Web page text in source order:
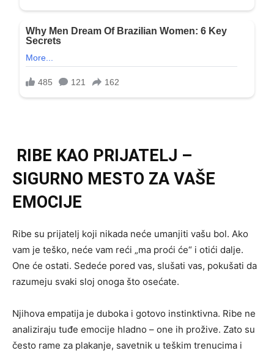
RIBE KAO PRIJATELJ –
SIGURNO MESTO ZA VAŠE
EMOCIJE
Ribe su prijatelj koji nikada neće umanjiti vašu bol. Ako
vam je teško, neće vam reći „ma proći će“ i otići dalje.
One će ostati. Sedeće pored vas, slušati vas, pokušati da
razumeju svaki sloj onoga što osećate.
Njihova empatija je duboka i gotovo instinktivna. Ribe ne
analiziraju tuđe emocije hladno – one ih prožive. Zato su
često rame za plakanje, savetnik u teškim trenucima i